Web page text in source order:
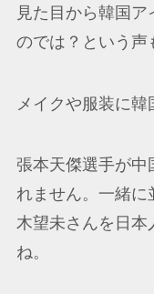
見た目から韓国
のでは？という声
メイクや服装に韓
張本天傑選手が中
れません。一緒に
木望未さんを日本
ね。